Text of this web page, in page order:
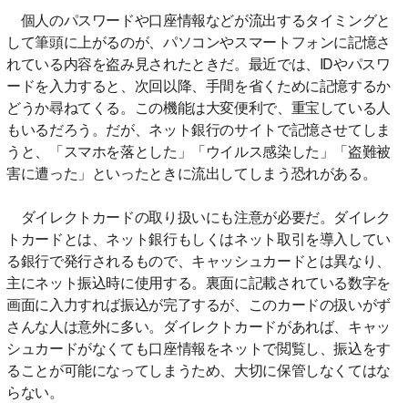
個人のパスワードや口座情報などが流出するタイミングと
して筆頭に上がるのが、パソコンやスマートフォンに記憶さ
れている内容を盗み見されたときだ。最近では、IDやパスワ
ードを入力すると、次回以降、手間を省くために記憶するか
どうか尋ねてくる。この機能は大変便利で、重宝している人
もいるだろう。だが、ネット銀行のサイトで記憶させてしま
うと、「スマホを落とした」「ウイルス感染した」「盗難被
害に遭った」といったときに流出してしまう恐れがある。
ダイレクトカードの取り扱いにも注意が必要だ。ダイレク
トカードとは、ネット銀行もしくはネット取引を導入してい
る銀行で発行されるもので、キャッシュカードとは異なり、
主にネット振込時に使用する。裏面に記載されている数字を
画面に入力すれば振込が完了するが、このカードの扱いがず
さんな人は意外に多い。ダイレクトカードがあれば、キャッ
シュカードがなくても口座情報をネットで閲覧し、振込をす
ることが可能になってしまうため、大切に保管しなくてはな
らない。